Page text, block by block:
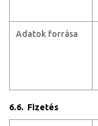
Adatok forrása
6.6. Fizetés